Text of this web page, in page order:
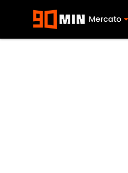
Mercato